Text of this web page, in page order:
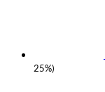
25%)